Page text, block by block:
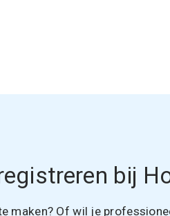
bij
maken? Of wil je